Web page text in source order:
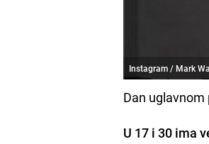
Instagram / Mark
Dan
U 17 i 30 ima